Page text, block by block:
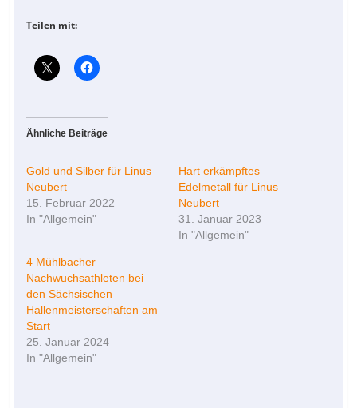
Teilen mit:
Ähnliche Beiträge
Gold und Silber für Linus
Neubert
15. Februar 2022
In "Allgemein"
Hart erkämpftes
Edelmetall für Linus
Neubert
31. Januar 2023
In "Allgemein"
4 Mühlbacher
Nachwuchsathleten bei
den Sächsischen
Hallenmeisterschaften am
Start
25. Januar 2024
In "Allgemein"